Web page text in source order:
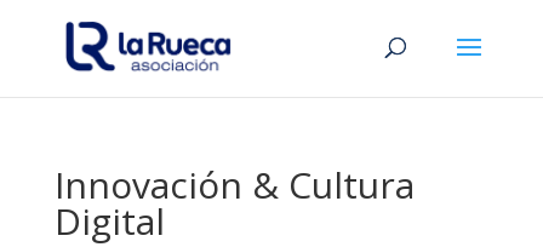
Innovación & Cultura
Digital